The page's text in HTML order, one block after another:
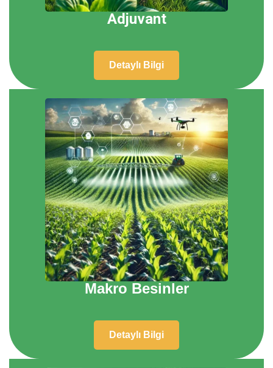
Adjuvant
Detaylı Bilgi
Makro Besinler
Detaylı Bilgi